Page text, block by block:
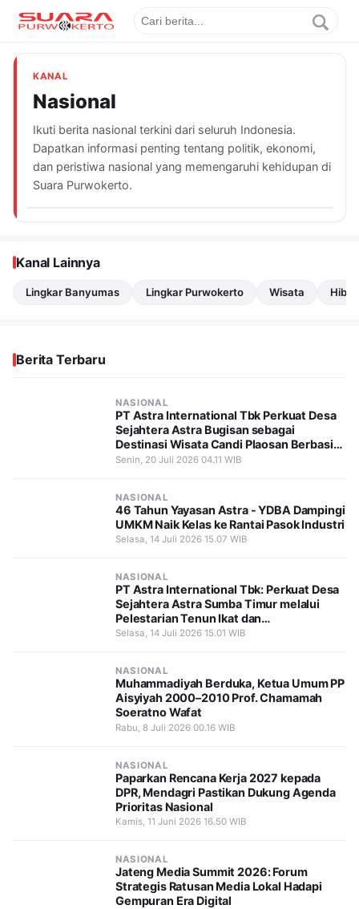
KANAL
Nasional
Ikuti berita nasional terkini dari seluruh Indonesia.
Dapatkan informasi penting tentang politik, ekonomi,
dan peristiwa nasional yang memengaruhi kehidupan di
Suara Purwokerto.
Kanal Lainnya
Lingkar Banyumas Lingkar Purwokerto Wisata
Berita Terbaru
NASIONAL
PT Astra International Tbk Perkuat Desa
Sejahtera Astra Bugisan sebagai
Destinasi Wisata Candi Plaosan Berbasis
Budaya
Senin, 20 Juli 2026 04.11 WIB
NASIONAL
46 Tahun Yayasan Astra - YDBA Dampingi
UMKM Naik Kelas ke Rantai Pasok Industri
Selasa, 14 Juli 2026 15.07 WIB
NASIONAL
PT Astra International Tbk: Perkuat Desa
Sejahtera Astra Sumba Timur melalui
Pelestarian Tenun Ikat dan
Pemberdayaan Perempuan
Selasa, 14 Juli 2026 15.01 WIB
NASIONAL
Muhammadiyah Berduka, Ketua Umum PP
Aisyiyah 2000–2010 Prof. Chamamah
Soeratno Wafat
Rabu, 8 Juli 2026 00.16 WIB
NASIONAL
Paparkan Rencana Kerja 2027 kepada
DPR, Mendagri Pastikan Dukung Agenda
Prioritas Nasional
Kamis, 11 Juni 2026 16.50 WIB
NASIONAL
Jateng Media Summit 2026: Forum
Strategis Ratusan Media Lokal Hadapi
Gempuran Era Digital